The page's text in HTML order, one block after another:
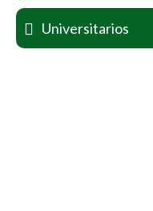
Universitarios